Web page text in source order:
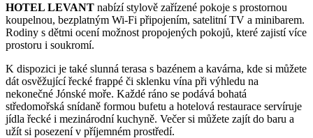
HOTEL LEVANT nabízí stylově zařízené pokoje s prostornou
koupelnou, bezplatným Wi-Fi připojením, satelitní TV a minibarem.
Rodiny s dětmi ocení možnost propojených pokojů, které zajistí více
prostoru i soukromí.
K dispozici je také slunná terasa s bazénem a kavárna, kde si můžete
dát osvěžující řecké frappé či sklenku vína při výhledu na
nekonečné Jónské moře. Každé ráno se podává bohatá
středomořská snídaně formou bufetu a hotelová restaurace servíruje
jídla řecké i mezinárodní kuchyně. Večer si můžete zajít do baru a
užít si posezení v příjemném prostředí.